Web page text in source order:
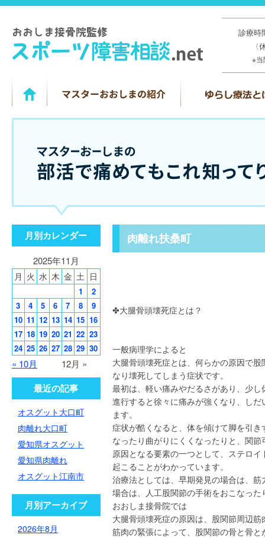
診療
※
肉離れ扶桑町
✤大腿骨頭壊死症とは？
一般病理学によると
大腿骨頭壊死症とは、何らかの原因で
なり壊死してしまう症状です。
最初は、軽い痛みやだるさがあり、少
進行すると徐々に痛みが強くなり、し
ます。
症状が酷くなると、体を傾けて脚を引
なったり曲がりにくくなったりと、関
原因となる要素の一つとして、ステロ
起こることがわかっています。
治療法としては、早期発見の場合は、
場合は、人工股関節の手術をおこなった
おおしま接骨院では
大腿骨頭壊死症の原因は、股関節周辺
筋肉の緊張によって、股関節の骨と骨
月別カレンダー
2025年11月
月 火 水 木 金 土 日
« 10月 12月 »
1
2
3
4 5 6 7 8
9
10 11 12 13 14 15 16
17 18 19 20 21 22 23
24 25 26 27 28 29 30
最近の記事
オスグット大口町
肉離れ大口町
愛知県オスグット
愛知県肉離れ
オスグット江南市
月別アーカイブ
2026年8月